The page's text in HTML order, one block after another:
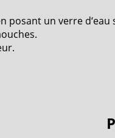
posant un verre d‘eau